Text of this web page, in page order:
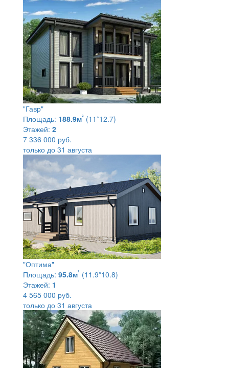
"Гавр"
Площадь: 188.9м² (11*12.7)
Этажей: 2
7 336 000 руб.
только до 31 августа
"Оптима"
Площадь: 95.8м² (11.9*10.8)
Этажей: 1
4 565 000 руб.
только до 31 августа